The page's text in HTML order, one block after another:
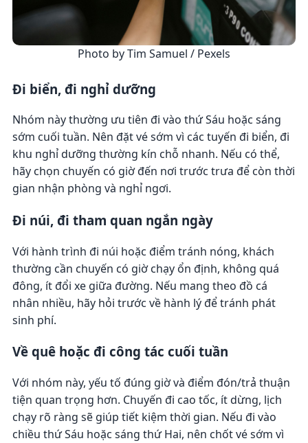
Photo by Tim Samuel / Pexels
Đi biển, đi nghỉ dưỡng
Nhóm này thường ưu tiên đi vào thứ Sáu hoặc sáng
sớm cuối tuần. Nên đặt vé sớm vì các tuyến đi biển, đi
khu nghỉ dưỡng thường kín chỗ nhanh. Nếu có thể,
hãy chọn chuyến có giờ đến nơi trước trưa để còn thời
gian nhận phòng và nghỉ ngơi.
Đi núi, đi tham quan ngắn ngày
Với hành trình đi núi hoặc điểm tránh nóng, khách
thường cần chuyến có giờ chạy ổn định, không quá
đông, ít đổi xe giữa đường. Nếu mang theo đồ cá
nhân nhiều, hãy hỏi trước về hành lý để tránh phát
sinh phí.
Về quê hoặc đi công tác cuối tuần
Với nhóm này, yếu tố đúng giờ và điểm đón/trả thuận
tiện quan trọng hơn. Chuyến đi cao tốc, ít dừng, lịch
chạy rõ ràng sẽ giúp tiết kiệm thời gian. Nếu đi vào
chiều thứ Sáu hoặc sáng thứ Hai, nên chốt vé sớm vì